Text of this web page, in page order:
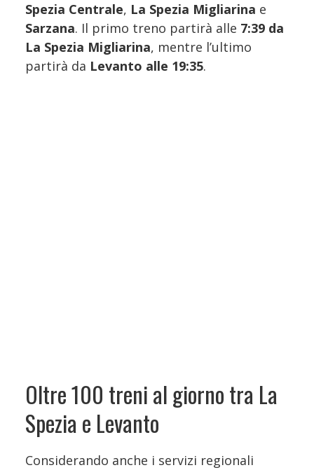
Spezia Centrale, La Spezia Migliarina e
Sarzana. Il primo treno partirà alle 7:39 da
La Spezia Migliarina, mentre l’ultimo
partirà da Levanto alle 19:35.
Oltre 100 treni al giorno tra La
Spezia e Levanto
Considerando anche i servizi regionali